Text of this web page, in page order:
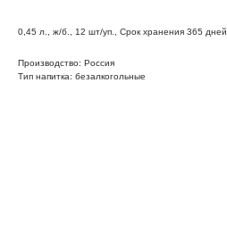
0,45 л., ж/б., 12 шт/уп., Срок хранения 365 дней.
Производство: Россия
Тип напитка: безалкогольные